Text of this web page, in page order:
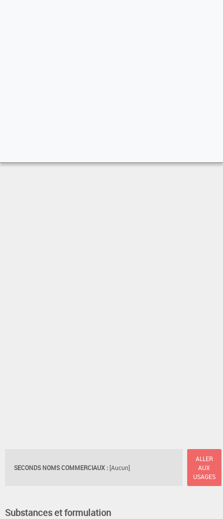
SECONDS NOMS COMMERCIAUX : [Aucun]
ALLER
AUX
USAGES
Substances et formulation